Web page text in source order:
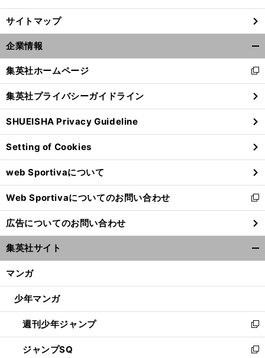
サイトマップ
企業情報
閉
る
集英社ホームページ
新
し
い
ウ
ィ
ン
ド
ウ
で
開
く
集英社プライバシーガイドライン
SHUEISHA Privacy Guideline
Setting of Cookies
web Sportivaについて
Web Sportivaについてのお問い合わせ
新
し
い
ウ
ィ
ン
ウ
開
く
広告についてのお問い合わせ
集英社サイト
マンガ
少年マンガ
週刊少年ジャンプ
新
し
い
ジャンプSQ
新